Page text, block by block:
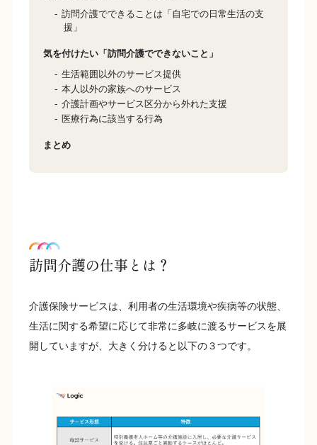
訪問介護でできることは「自宅での日常生活の支
援」
気を付けたい「訪問介護でできないこと」
生活範囲以外のサービス提供
本人以外の家族へのサービス
介護計画やサービス区分から外れた支援
医療行為に該当する行為
まとめ
訪問介護の仕事とは？
介護保険サービスは、利用者の生活環境や疾病等の状態、
生活に関する希望に応じて非常に多岐に渡るサービスを展
開していますが、大きく分けると以下の３つです。